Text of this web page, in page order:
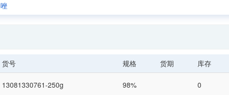
唑
货号 规格 货期 库存
13081330761-250g 98% 0